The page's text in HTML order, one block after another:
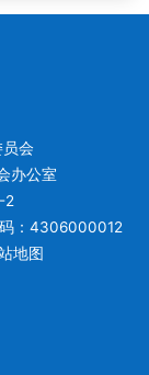
员会
办公室
2
：4306000012
地图